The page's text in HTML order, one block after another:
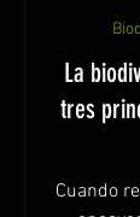
La
tres
Cuando